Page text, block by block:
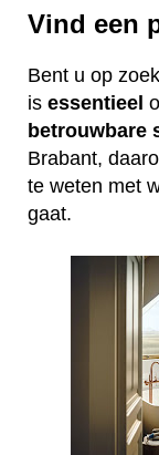
Vind een
Bent u op
is essentieel
betrouwbare
Brabant,
te weten met
gaat.